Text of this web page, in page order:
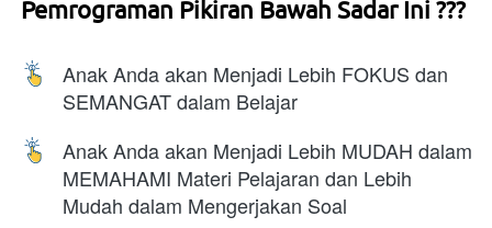
Pemrograman Pikiran Bawah Sadar Ini ???
Anak Anda akan Menjadi Lebih FOKUS dan
SEMANGAT dalam Belajar
Anak Anda akan Menjadi Lebih MUDAH dalam
MEMAHAMI Materi Pelajaran dan Lebih
Mudah dalam Mengerjakan Soal